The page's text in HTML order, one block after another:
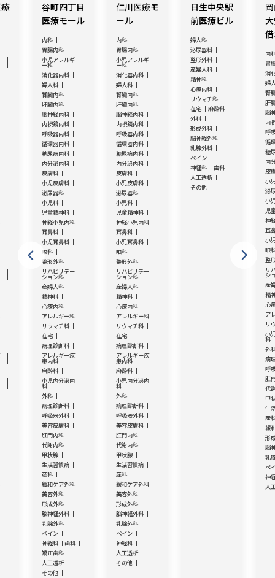
谷町四丁目
医療モール
内科
胃腸内科
小児アレルギ
ー科
消化器内科
婦人科
腎臓内科
肝臓内科
脳神経内科
内視鏡内科
呼吸器内科
循環器内科
糖尿病内科
内分泌内科
皮膚科
小児皮膚科
泌尿器科
小児科
児童精神科
神経小児内科
耳鼻科
小児耳鼻科
眼科
整形外科
リハビリテー
ション科
産婦人科
精神科
心療内科
アレルギー科
リウマチ科
在宅
病理診断科
アレルギー疾
患内科
麻酔科
小児内分泌内
科
外科
病理診断科
呼吸器外科
美容皮膚科
肛門内科
代謝内科
甲状腺
生活習慣病
産科
緩和ケア外科
美容外科
形成外科
脳神経外科
乳腺外科
ペイン
神経科
歯科
矯正歯科
人工透析
その他
仁川医療モ
ール
内科
胃腸内科
小児アレルギ
ー科
消化器内科
婦人科
腎臓内科
肝臓内科
脳神経内科
内視鏡内科
呼吸器内科
循環器内科
糖尿病内科
内分泌内科
皮膚科
小児皮膚科
泌尿器科
小児科
児童精神科
神経小児内科
耳鼻科
小児耳鼻科
眼科
整形外科
リハビリテー
ション科
産婦人科
精神科
心療内科
アレルギー科
リウマチ科
在宅
病理診断科
アレルギー疾
患内科
麻酔科
小児内分泌内
科
外科
病理診断科
呼吸器外科
美容皮膚科
肛門内科
代謝内科
甲状腺
生活習慣病
産科
緩和ケア外科
美容外科
形成外科
脳神経外科
乳腺外科
ペイン
神経科
人工透析
その他
日生中央駅
前医療ビル
婦人科
泌尿器科
整形外科
産婦人科
精神科
心療内科
リウマチ科
在宅
麻酔科
外科
形成外科
脳神経外科
乳腺外科
ペイン
神経科
歯科
人工透析
その他
内
胃
消
婦
腎
肝
脳
内
呼
循
糖
内
皮
小
泌
小
児
神
耳
小
眼
整
リ
シ
産
精
心
ア
リ
小
科
外
病
呼
肛
代
甲
生
産
緩
形
脳
乳
ペ
神
人